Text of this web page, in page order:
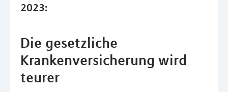
2023:
Die gesetzliche
Krankenversicherung wird
teurer